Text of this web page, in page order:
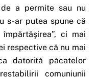
a permite sau nu
s-ar putea spune că
ci mai
respective că nu mai
datorită păcatelor
comuniunii